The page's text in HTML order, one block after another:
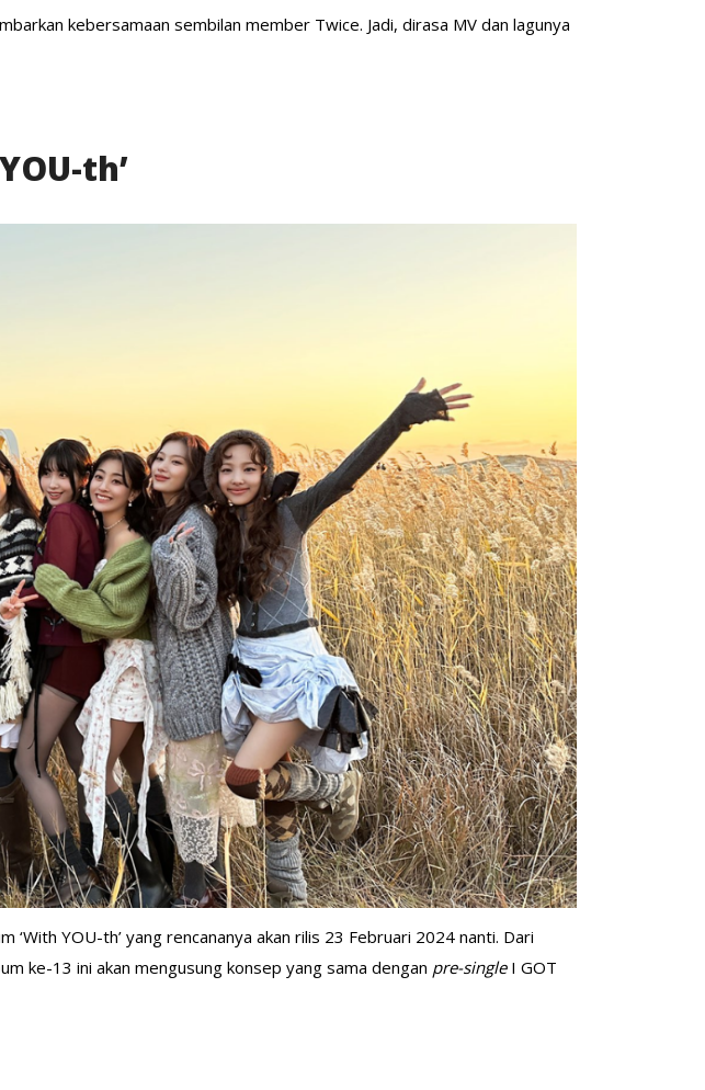
kebersamaan sembilan member Twice. Jadi, dirasa MV dan lagunya
th’
‘With YOU-th’ yang rencananya akan rilis 23 Februari 2024 nanti. Dari
ke-13 ini akan mengusung konsep yang sama dengan pre-single I GOT